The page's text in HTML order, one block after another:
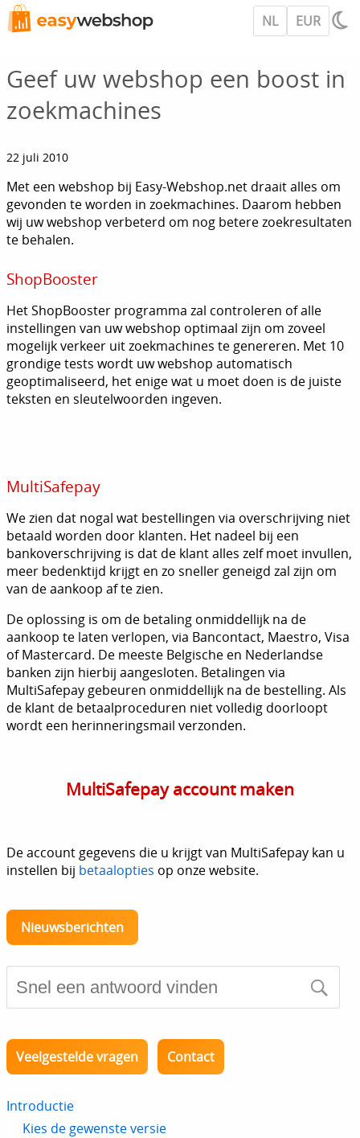
NL EUR
Geef uw webshop een boost in
zoekmachines
22 juli 2010
Met een webshop bij Easy-Webshop.net draait alles om
gevonden te worden in zoekmachines. Daarom hebben
wij uw webshop verbeterd om nog betere zoekresultaten
te behalen.
ShopBooster
Het ShopBooster programma zal controleren of alle
instellingen van uw webshop optimaal zijn om zoveel
mogelijk verkeer uit zoekmachines te genereren. Met 10
grondige tests wordt uw webshop automatisch
geoptimaliseerd, het enige wat u moet doen is de juiste
teksten en sleutelwoorden ingeven.
MultiSafepay
We zien dat nogal wat bestellingen via overschrijving niet
betaald worden door klanten. Het nadeel bij een
bankoverschrijving is dat de klant alles zelf moet invullen,
meer bedenktijd krijgt en zo sneller geneigd zal zijn om
van de aankoop af te zien.
De oplossing is om de betaling onmiddellijk na de
aankoop te laten verlopen, via Bancontact, Maestro, Visa
of Mastercard. De meeste Belgische en Nederlandse
banken zijn hierbij aangesloten. Betalingen via
MultiSafepay gebeuren onmiddellijk na de bestelling. Als
de klant de betaalproceduren niet volledig doorloopt
wordt een herinneringsmail verzonden.
MultiSafepay account maken
De account gegevens die u krijgt van MultiSafepay kan u
instellen bij betaalopties op onze website.
Nieuwsberichten
Veelgestelde vragen Contact
Introductie
Kies de gewenste versie